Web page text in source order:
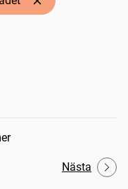
Nästa